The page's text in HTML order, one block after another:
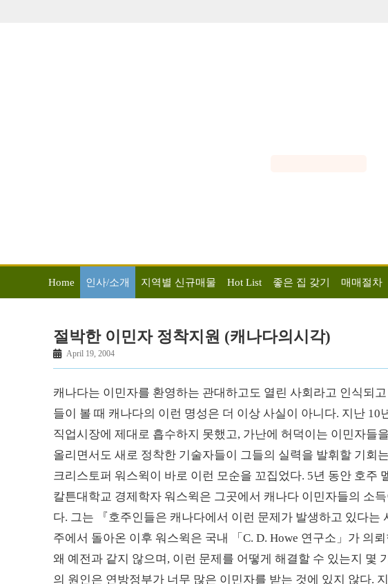
Home 인사/소개 지역별 신규매물 Hot List 좋은 집 갖기 매매절차
절박한 이민자 정착지원 (캐나다의시각)
April 19, 2004
캐나다는 이민자를 환영하는 관대하고도 열린 사회라고 인식되
들이 볼 때 캐나다의 이런 명성은 더 이상 사실이 아니다. 지난 10
직업시장에 제대로 흡수하지 못했고, 가난에 허덕이는 이민자들
올리면서도 새로 정착한 기술자들이 그들의 실력을 발휘할 기회
크리스토퍼 워스윅이 바로 이런 모순을 꼬집었다. 5년 동안 호주
칼튼대학교 경제학자 워스윅은 그곳에서 캐나다 이민자들의 소
다. 그는 『호주인들은 캐나다에서 이런 문제가 발생하고 있다는
주에서 돌아온 이후 워스윅은 국내 「C. D. Howe 연구소」가 의
왜 예전과 같지 않으며, 이런 문제를 어떻게 해결할 수 있는지 몇
의 원인은 연방정부가 너무 많은 이민자를 받는 것에 있지 않다.